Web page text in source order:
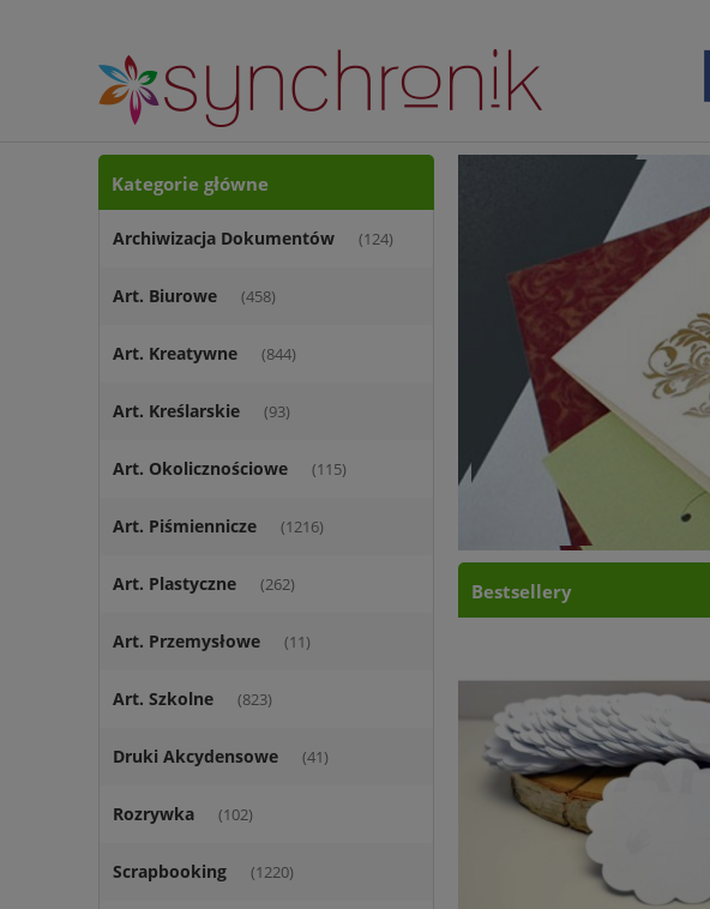
Kategorie główne
Archiwizacja Dokumentów (124)
Art. Biurowe (458)
Art. Kreatywne (844)
Art. Kreślarskie (93)
Art. Okolicznościowe (115)
Art. Piśmiennicze (1216)
Art. Plastyczne (262)
Art. Przemysłowe (11)
Art. Szkolne (823)
Druki Akcydensowe (41)
Rozrywka (102)
Scrapbooking (1220)
Bestsellery